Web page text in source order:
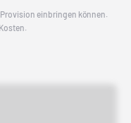
einbringen können.